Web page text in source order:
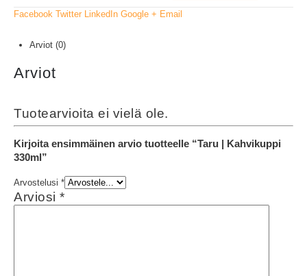
Facebook Twitter LinkedIn Google + Email
Arviot (0)
Arviot
Tuotearvioita ei vielä ole.
Kirjoita ensimmäinen arvio tuotteelle “Taru | Kahvikuppi
330ml”
Arvostelusi *
Arviosi *